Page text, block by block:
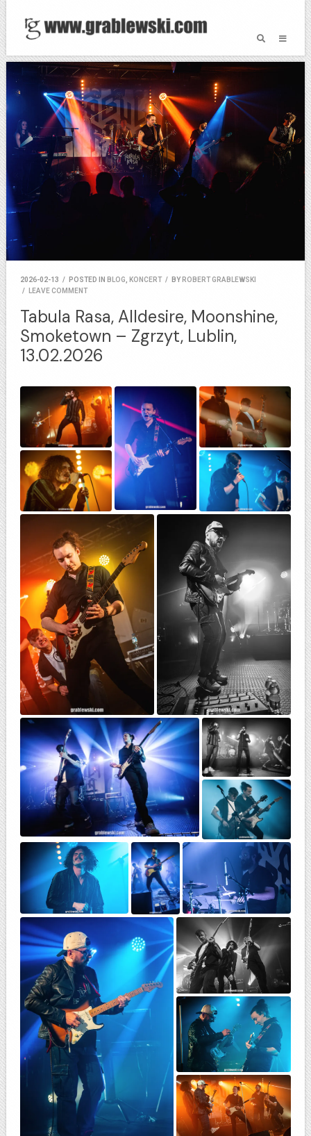
2026-02-13 / POSTED IN BLOG KONCERT / BY ROBERT GRABLEWSKI
/
LEAVE COMMENT
Tabula Rasa, Alldesire, Moonshine,
Smoketown – Zgrzyt, Lublin,
13.02.2026